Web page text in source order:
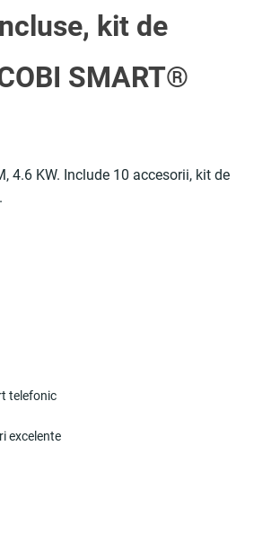
kit de
SMART®
4.6 KW. Include 10 accesorii, kit de
telefonic
excelente